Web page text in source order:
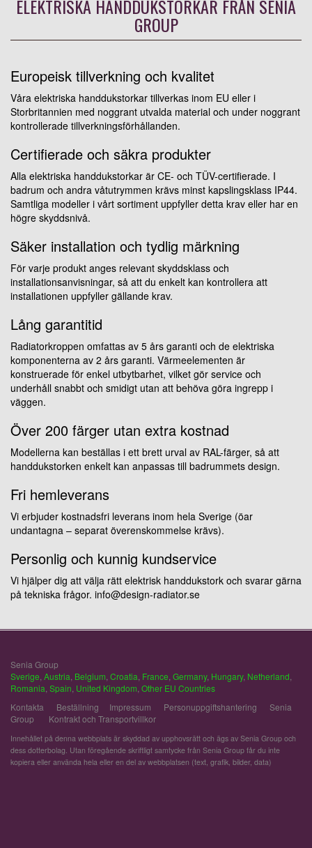
ELEKTRISKA HANDDUKSTORKAR FRÅN SENIA
GROUP
Europeisk tillverkning och kvalitet
Våra elektriska handdukstorkar tillverkas inom EU eller i
Storbritannien med noggrant utvalda material och under noggrant
kontrollerade tillverkningsförhållanden.
Certifierade och säkra produkter
Alla elektriska handdukstorkar är CE- och TÜV-certifierade. I
badrum och andra våtutrymmen krävs minst kapslingsklass IP44.
Samtliga modeller i vårt sortiment uppfyller detta krav eller har en
högre skyddsnivå.
Säker installation och tydlig märkning
För varje produkt anges relevant skyddsklass och
installationsanvisningar, så att du enkelt kan kontrollera att
installationen uppfyller gällande krav.
Lång garantitid
Radiatorkroppen omfattas av 5 års garanti och de elektriska
komponenterna av 2 års garanti. Värmeelementen är
konstruerade för enkel utbytbarhet, vilket gör service och
underhåll snabbt och smidigt utan att behöva göra ingrepp i
väggen.
Över 200 färger utan extra kostnad
Modellerna kan beställas i ett brett urval av RAL-färger, så att
handdukstorken enkelt kan anpassas till badrummets design.
Fri hemleverans
Vi erbjuder kostnadsfri leverans inom hela Sverige (öar
undantagna – separat överenskommelse krävs).
Personlig och kunnig kundservice
Vi hjälper dig att välja rätt elektrisk handdukstork och svarar gärna
på tekniska frågor. info@design-radiator.se
Senia Group
Sverige Austria Belgium Croatia France Germany, Hungary, Netherland
Romania Spain United Kingdom Other EU Countries
Kontakta
Beställning Impressum Personuppgiftshantering
Senia
Group
Kontrakt och Transportvillkor
Innehållet på denna webbplats är skyddad av upphovsrätt och ägs av Senia Group och
dess dotterbolag. Utan föregående skriftligt samtycke från Senia Group får du inte
kopiera eller använda hela eller en del av webbplatsen (text, grafik, bilder, data)